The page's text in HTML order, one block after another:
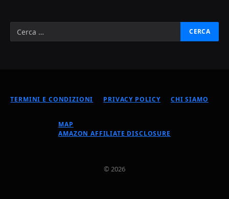
TERMINI E CONDIZIONI PRIVACY POLICY CHI SIAMO
MAP
AMAZON AFFILIATE DISCLOSURE
© 2026